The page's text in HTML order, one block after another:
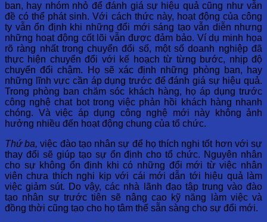
ban, hay nhóm nhỏ để đánh giá sự hiệu quả cũng như vẫn
đề có thể phát sinh. Với cách thức này, hoạt động của công
ty vẫn ổn định khi những đổi mới sáng tạo vẫn diễn nhưng
những hoạt động cốt lõi vẫn được đảm bảo. Ví dụ minh họa
rõ ràng nhất trong chuyển đổi số, một số doanh nghiệp đã
thực hiện chuyển đổi với kế hoạch từ từng bước, nhịp độ
chuyển đổi chậm. Họ sẽ xác định những phòng ban, hay
những lĩnh vực cần áp dụng trước để đánh giá sự hiệu quả.
Trong phòng ban chăm sóc khách hàng, họ áp dụng trước
công nghệ chat bot trong việc phản hồi khách hàng nhanh
chóng. Và việc áp dụng công nghệ mới này không ảnh
hưởng nhiều đến hoạt động chung của tổ chức.
Thứ ba, việc đào tạo nhân sự để họ thích nghi tốt hơn với sự
thay đổi sẽ giúp tạo sự ổn định cho tổ chức. Nguyên nhân
cho sự không ổn định khi có những đổi mới từ việc nhân
viên chưa thích nghi kịp với cái mới dẫn tới hiệu quả làm
việc giảm sút. Do vậy, các nhà lãnh đạo tập trung vào đào
tạo nhân sự trước tiên sẽ nâng cao kỹ năng làm việc và
đồng thời cũng tạo cho họ tâm thế sẵn sàng cho sự đổi mới.